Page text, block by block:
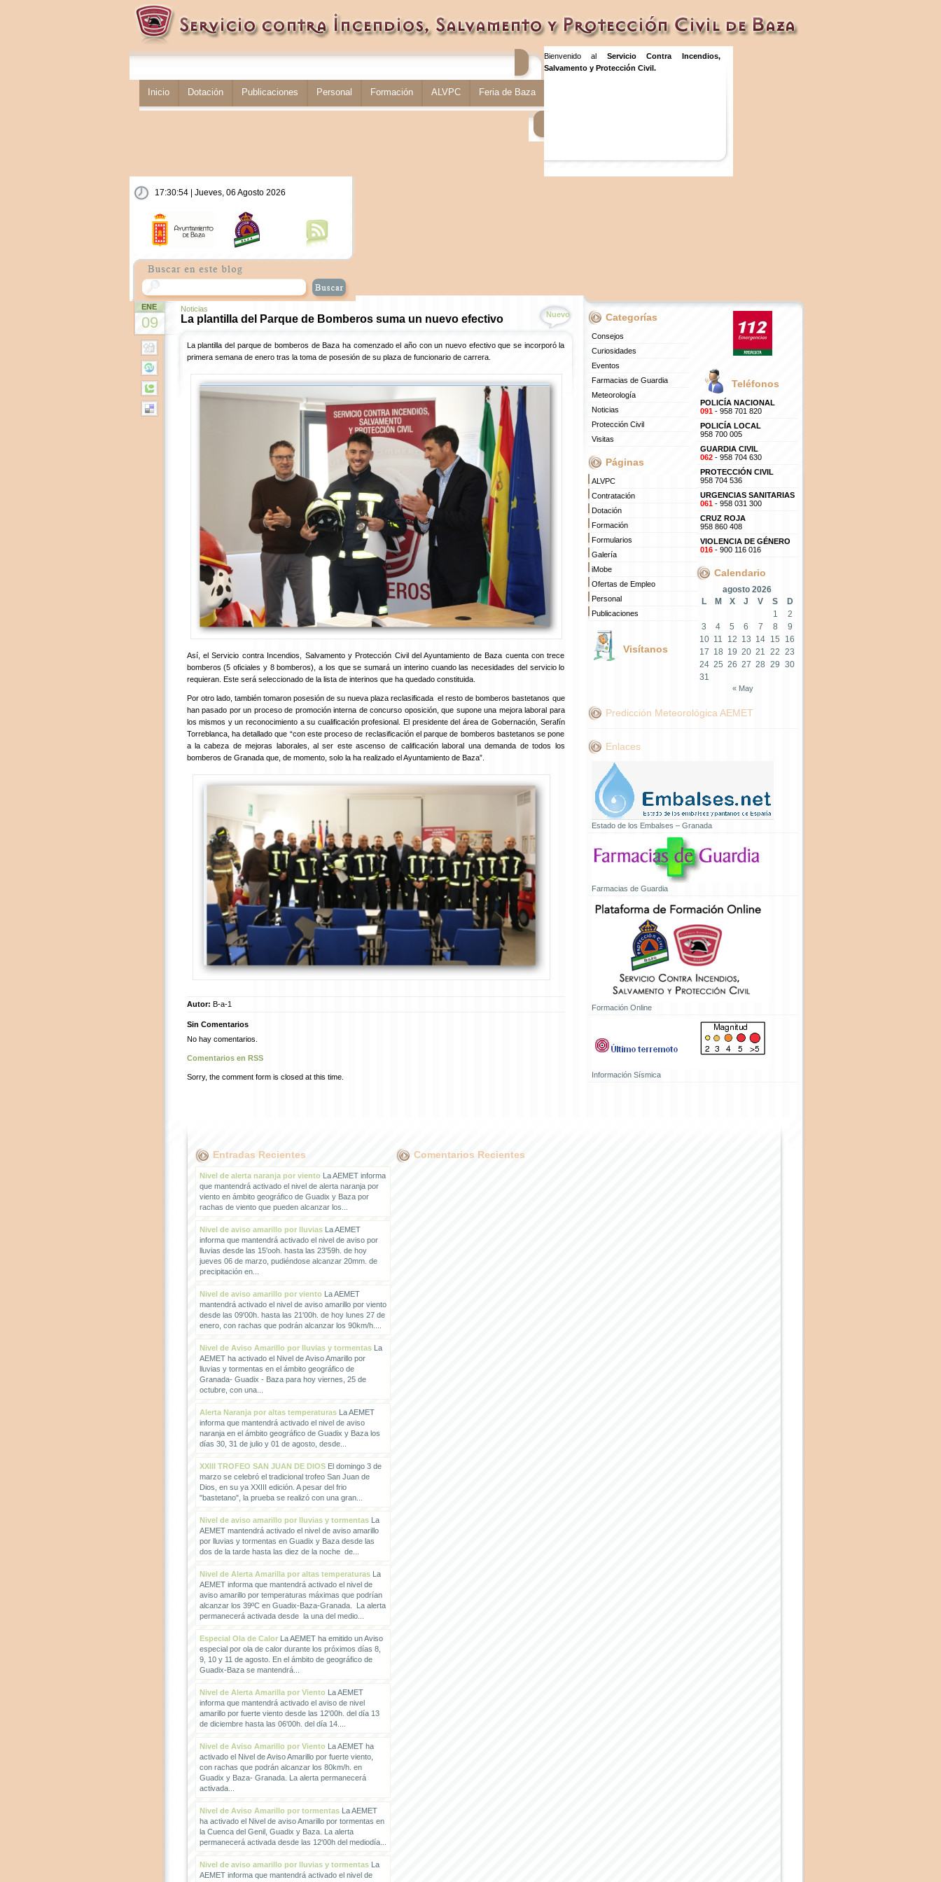
Inicio Dotación Publicaciones Personal Formación ALVPC Feria de Baza
Bienvenido al Servicio Contra Incendios,
Salvamento y Protección Civil.
17:30:55 | Jueves, 06 Agosto 2026
ENE
09
Noticias
La plantilla del Parque de Bomberos suma un nuevo efectivo Nuevo
La plantilla del parque de bomberos de Baza ha comenzado el año con un nuevo efectivo que se incorporó la
primera semana de enero tras la toma de posesión de su plaza de funcionario de carrera.
Así, el Servicio contra Incendios, Salvamento y Protección Civil del Ayuntamiento de Baza cuenta con trece
bomberos (5 oficiales y 8 bomberos), a los que se sumará un interino cuando las necesidades del servicio lo
requieran. Este será seleccionado de la lista de interinos que ha quedado constituida.
Por otro lado, también tomaron posesión de su nueva plaza reclasificada el resto de bomberos bastetanos que
han pasado por un proceso de promoción interna de concurso oposición, que supone una mejora laboral para
los mismos y un reconocimiento a su cualificación profesional. El presidente del área de Gobernación, Serafín
Torreblanca, ha detallado que “con este proceso de reclasificación el parque de bomberos bastetanos se pone
a la cabeza de mejoras laborales, al ser este ascenso de calificación laboral una demanda de todos los
bomberos de Granada que, de momento, solo la ha realizado el Ayuntamiento de Baza”.
Autor: B-a-1
Sin Comentarios
No hay comentarios.
Comentarios en RSS
Sorry, the comment form is closed at this time.
Categorías
Consejos
Curiosidades
Eventos
Farmacias de Guardia
Meteorología
Noticias
Protección Civil
Visitas
Páginas
ALVPC
Contratación
Dotación
Formación
Formularios
Galería
iMobe
Ofertas de Empleo
Personal
Publicaciones
Visítanos
Teléfonos
POLICÍA NACIONAL
091- 958 701 820
POLICÍA LOCAL
958 700 005
GUARDIA CIVIL
062- 958 704 630
PROTECCIÓN CIVIL
958 704 536
URGENCIAS SANITARIAS
061- 958 031 300
CRUZ ROJA
958 860 408
VIOLENCIA DE GÉNERO
016- 900 116 016
Calendario
agosto 2026
L
M X J V S
D
1
2
3
4 5 6 7 8
9
10 11 12 13 14 15
16
17 18 19 20 21 22 23
24 25 26 27 28 29 30
31
« May
Predicción Meteorológica AEMET
Enlaces
Estado de los Embalses – Granada
Farmacias de Guardia
Formación Online
Información Sísmica
Entradas Recientes
Nivel de alerta naranja por vientoLa AEMET informa
que mantendrá activado el nivel de alerta naranja por
viento en ámbito geográfico de Guadix y Baza por
rachas de viento que pueden alcanzar los...
Nivel de aviso amarillo por lluviasLa AEMET
informa que mantendrá activado el nivel de aviso por
lluvias desde las 15'ooh. hasta las 23'59h. de hoy
jueves 06 de marzo, pudiéndose alcanzar 20mm. de
precipitación en...
Nivel de aviso amarillo por vientoLa AEMET
mantendrá activado el nivel de aviso amarillo por viento
desde las 09'00h. hasta las 21'00h. de hoy lunes 27 de
enero, con rachas que podrán alcanzar los 90km/h....
Nivel de Aviso Amarillo por lluvias y tormentasLa
AEMET ha activado el Nivel de Aviso Amarillo por
lluvias y tormentas en el ámbito geográfico de
Granada- Guadix - Baza para hoy viernes, 25 de
octubre, con una...
Alerta Naranja por altas temperaturasLa AEMET
informa que mantendrá activado el nivel de aviso
naranja en el ámbito geográfico de Guadix y Baza los
días 30, 31 de julio y 01 de agosto, desde...
XXIII TROFEO SAN JUAN DE DIOSEl domingo 3 de
marzo se celebró el tradicional trofeo San Juan de
Dios, en su ya XXIII edición. A pesar del frio
"bastetano", la prueba se realizó con una gran...
Nivel de aviso amarillo por lluvias y tormentasLa
AEMET mantendrá activado el nivel de aviso amarillo
por lluvias y tormentas en Guadix y Baza desde las
dos de la tarde hasta las diez de la noche de...
Nivel de Alerta Amarilla por altas temperaturasLa
AEMET informa que mantendrá activado el nivel de
aviso amarillo por temperaturas máximas que podrían
alcanzar los 39ºC en Guadix-Baza-Granada. La alerta
permanecerá activada desde la una del medio...
Especial Ola de CalorLa AEMET ha emitido un Aviso
especial por ola de calor durante los próximos días 8,
9, 10 y 11 de agosto. En el ámbito de geográfico de
Guadix-Baza se mantendrá...
Nivel de Alerta Amarilla por VientoLa AEMET
informa que mantendrá activado el aviso de nivel
amarillo por fuerte viento desde las 12'00h. del día 13
de diciembre hasta las 06'00h. del día 14....
Nivel de Aviso Amarillo por VientoLa AEMET ha
activado el Nivel de Aviso Amarillo por fuerte viento,
con rachas que podrán alcanzar los 80km/h. en
Guadix y Baza- Granada. La alerta permanecerá
activada...
Nivel de Aviso Amarillo por tormentasLa AEMET
ha activado el Nivel de aviso Amarillo por tormentas en
la Cuenca del Genil, Guadix y Baza. La alerta
permanecerá activada desde las 12'00h del mediodía...
Nivel de aviso amarillo por lluvias y tormentasLa
AEMET informa que mantendrá activado el nivel de
Comentarios Recientes